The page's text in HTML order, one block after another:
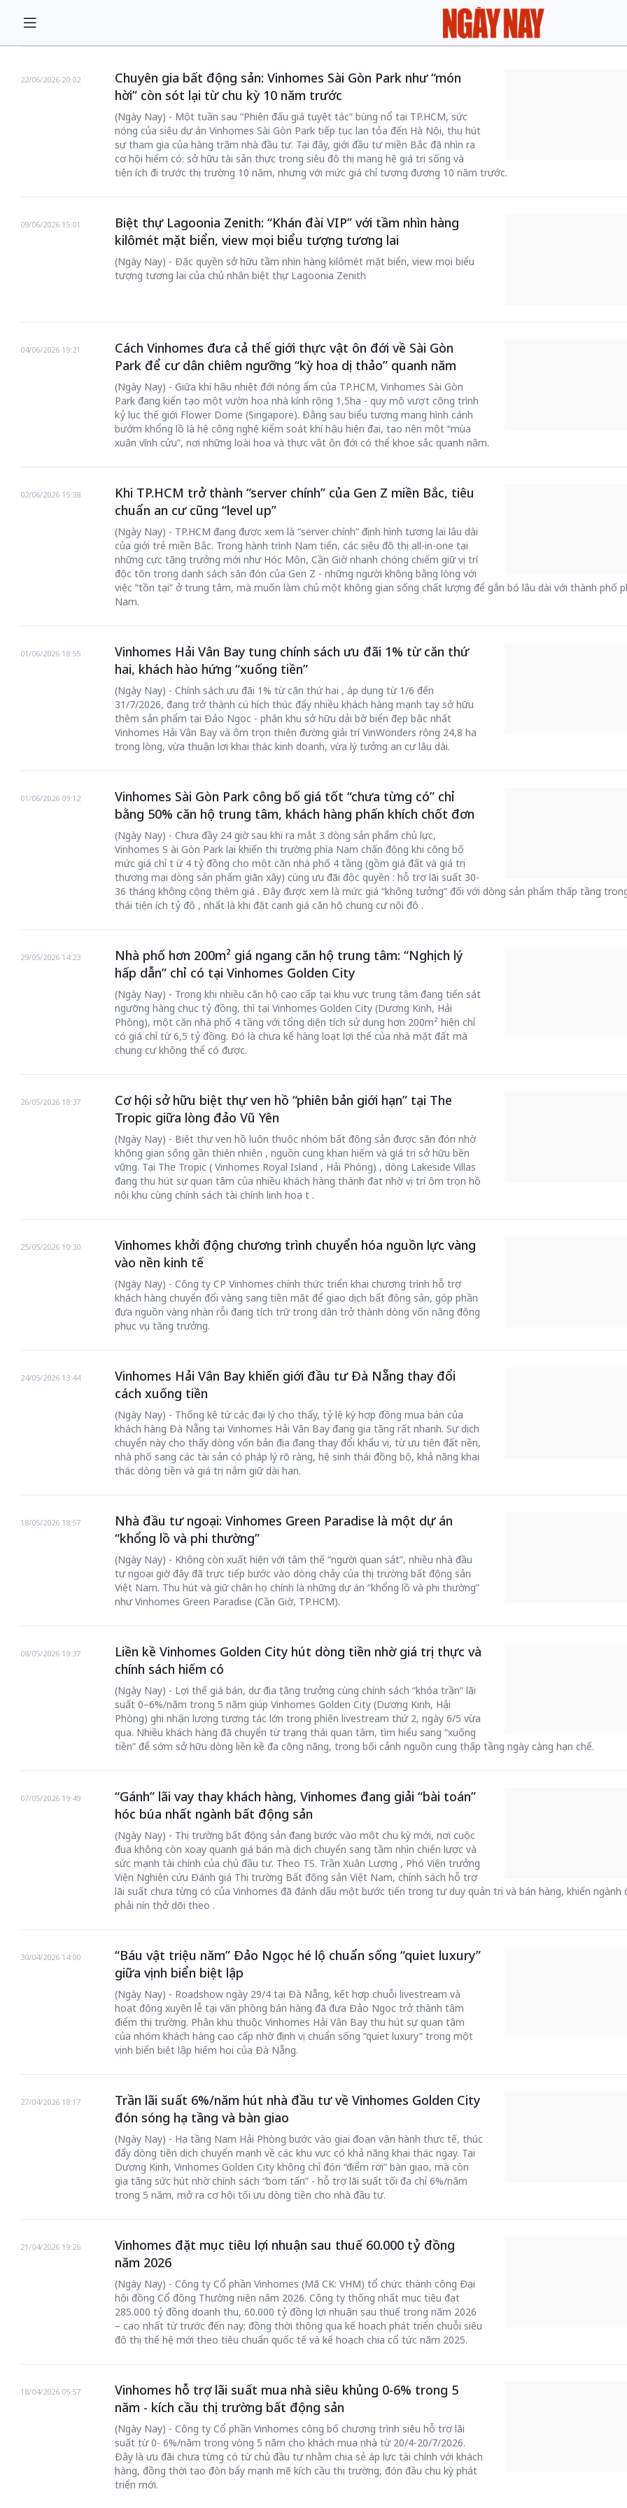
Chuyên gia bất động sản: Vinhomes Sài Gòn Park như “món
hời” còn sót lại từ chu kỳ 10 năm trước
22/06/2026 20:02
(Ngày Nay) - Một tuần sau “Phiên đấu giá tuyệt tác” bùng nổ tại TP.HCM, sức
nóng của siêu dự án Vinhomes Sài Gòn Park tiếp tục lan tỏa đến Hà Nội, thu hút
sự tham gia của hàng trăm nhà đầu tư. Tại đây, giới đầu tư miền Bắc đã nhìn ra
cơ hội hiếm có: sở hữu tài sản thực trong siêu đô thị mang hệ giá trị sống và
tiện ích đi trước thị trường 10 năm, nhưng với mức giá chỉ tương đương 10 năm trước.
Biệt thự Lagoonia Zenith: “Khán đài VIP” với tầm nhìn hàng
kilômét mặt biển, view mọi biểu tượng tương lai
09/06/2026 15:01
(Ngày Nay) - Đặc quyền sở hữu tầm nhìn hàng kilômét mặt biển, view mọi biểu
tượng tương lai của chủ nhân biệt thự Lagoonia Zenith
Cách Vinhomes đưa cả thế giới thực vật ôn đới về Sài Gòn
Park để cư dân chiêm ngưỡng “kỳ hoa dị thảo” quanh năm
04/06/2026 19:21
(Ngày Nay) - Giữa khí hậu nhiệt đới nóng ẩm của TP.HCM, Vinhomes Sài Gòn
Park đang kiến tạo một vườn hoa nhà kính rộng 1,5ha - quy mô vượt công trình
kỷ lục thế giới Flower Dome (Singapore). Đằng sau biểu tượng mang hình cánh
bướm khổng lồ là hệ công nghệ kiểm soát khí hậu hiện đại, tạo nên một “mùa
xuân vĩnh cửu”, nơi những loài hoa và thực vật ôn đới có thể khoe sắc quanh năm.
Khi TP.HCM trở thành “server chính” của Gen Z miền Bắc, tiêu
chuẩn an cư cũng “level up”
02/06/2026 15:38
(Ngày Nay) - TP.HCM đang được xem là “server chính” định hình tương lai lâu dài
của giới trẻ miền Bắc. Trong hành trình Nam tiến, các siêu đô thị all-in-one tại
những cực tăng trưởng mới như Hóc Môn, Cần Giờ nhanh chóng chiếm giữ vị trí
độc tôn trong danh sách săn đón của Gen Z - những người không bằng lòng với
việc “tồn tại” ở trung tâm, mà muốn làm chủ một không gian sống chất lượng để gắn bó lâu dài với thành phố
Nam.
Vinhomes Hải Vân Bay tung chính sách ưu đãi 1% từ căn thứ
hai, khách hào hứng “xuống tiền”
01/06/2026 18:55
(Ngày Nay) - Chính sách ưu đãi 1% từ căn thứ hai , áp dụng từ 1/6 đến
31/7/2026, đang trở thành cú hích thúc đẩy nhiều khách hàng mạnh tay sở hữu
thêm sản phẩm tại Đảo Ngọc - phân khu sở hữu dải bờ biển đẹp bậc nhất
Vinhomes Hải Vân Bay và ôm trọn thiên đường giải trí VinWonders rộng 24,8 ha
trong lòng, vừa thuận lợi khai thác kinh doanh, vừa lý tưởng an cư lâu dài.
Vinhomes Sài Gòn Park công bố giá tốt “chưa từng có” chỉ
bằng 50% căn hộ trung tâm, khách hàng phấn khích chốt đơn
01/06/2026 09:12
(Ngày Nay) - Chưa đầy 24 giờ sau khi ra mắt 3 dòng sản phẩm chủ lực,
Vinhomes S ài Gòn Park lại khiến thị trường phía Nam chấn động khi công bố
mức giá chỉ t ừ 4 tỷ đồng cho một căn nhà phố 4 tầng (gồm giá đất và giá trị
thương mại dòng sản phẩm giãn xây) cùng ưu đãi độc quyền : hỗ trợ lãi suất 30-
36 tháng không cộng thêm giá . Đây được xem là mức giá “không tưởng” đối với dòng sản phẩm thấp tầng
thái tiện ích tỷ đô , nhất là khi đặt cạnh giá căn hộ chung cư nội đô .
Nhà phố hơn 200m² giá ngang căn hộ trung tâm: “Nghịch lý
hấp dẫn” chỉ có tại Vinhomes Golden City
29/05/2026 14:23
(Ngày Nay) - Trong khi nhiều căn hộ cao cấp tại khu vực trung tâm đang tiến sát
ngưỡng hàng chục tỷ đồng, thì tại Vinhomes Golden City (Dương Kinh, Hải
Phòng), một căn nhà phố 4 tầng với tổng diện tích sử dụng hơn 200m² hiện chỉ
có giá chỉ từ 6,5 tỷ đồng. Đó là chưa kể hàng loạt lợi thế của nhà mặt đất mà
chung cư không thể có được.
Cơ hội sở hữu biệt thự ven hồ “phiên bản giới hạn” tại The
Tropic giữa lòng đảo Vũ Yên
26/05/2026 18:37
(Ngày Nay) - Biệt thự ven hồ luôn thuộc nhóm bất động sản được săn đón nhờ
không gian sống gần thiên nhiên , nguồn cung khan hiếm và giá trị sở hữu bền
vững. Tại The Tropic ( Vinhomes Royal Island , Hải Phòng) , dòng Lakeside Villas
đang thu hút sự quan tâm của nhiều khách hàng thành đạt nhờ vị trí ôm trọn hồ
nội khu cùng chính sách tài chính linh hoạ t .
Vinhomes khởi động chương trình chuyển hóa nguồn lực vàng
vào nền kinh tế
25/05/2026 10:30
(Ngày Nay) - Công ty CP Vinhomes chính thức triển khai chương trình hỗ trợ
khách hàng chuyển đổi vàng sang tiền mặt để giao dịch bất động sản, góp phần
đưa nguồn vàng nhàn rỗi đang tích trữ trong dân trở thành dòng vốn năng động
phục vụ tăng trưởng.
Vinhomes Hải Vân Bay khiến giới đầu tư Đà Nẵng thay đổi
cách xuống tiền
24/05/2026 13:44
(Ngày Nay) - Thống kê từ các đại lý cho thấy, tỷ lệ ký hợp đồng mua bán của
khách hàng Đà Nẵng tại Vinhomes Hải Vân Bay đang gia tăng rất nhanh. Sự dịch
chuyển này cho thấy dòng vốn bản địa đang thay đổi khẩu vị, từ ưu tiên đất nền,
nhà phố sang các tài sản có pháp lý rõ ràng, hệ sinh thái đồng bộ, khả năng khai
thác dòng tiền và giá trị nắm giữ dài hạn.
Nhà đầu tư ngoại: Vinhomes Green Paradise là một dự án
“khổng lồ và phi thường”
18/05/2026 18:57
(Ngày Nay) - Không còn xuất hiện với tâm thế “người quan sát”, nhiều nhà đầu
tư ngoại giờ đây đã trực tiếp bước vào dòng chảy của thị trường bất động sản
Việt Nam. Thu hút và giữ chân họ chính là những dự án “khổng lồ và phi thường”
như Vinhomes Green Paradise (Cần Giờ, TP.HCM).
Liền kề Vinhomes Golden City hút dòng tiền nhờ giá trị thực và
chính sách hiếm có
08/05/2026 19:37
(Ngày Nay) - Lợi thế giá bán, dư địa tăng trưởng cùng chính sách “khóa trần” lãi
suất 0–6%/năm trong 5 năm giúp Vinhomes Golden City (Dương Kinh, Hải
Phòng) ghi nhận lượng tương tác lớn trong phiên livestream thứ 2, ngày 6/5 vừa
qua. Nhiều khách hàng đã chuyển từ trạng thái quan tâm, tìm hiểu sang “xuống
tiền” để sớm sở hữu dòng liền kề đa công năng, trong bối cảnh nguồn cung thấp tầng ngày càng hạn chế.
“Gánh” lãi vay thay khách hàng, Vinhomes đang giải “bài toán”
hóc búa nhất ngành bất động sản
07/05/2026 19:49
(Ngày Nay) - Thị trường bất động sản đang bước vào một chu kỳ mới, nơi cuộc
đua không còn xoay quanh giá bán mà dịch chuyển sang tầm nhìn chiến lược và
sức mạnh tài chính của chủ đầu tư. Theo TS. Trần Xuân Lượng , Phó Viện trưởng
Viện Nghiên cứu Đánh giá Thị trường Bất động sản Việt Nam, chính sách hỗ trợ
lãi suất chưa từng có của Vinhomes đã đánh dấu một bước tiến trong tư duy quản trị và bán hàng, khiến ngành
phải nín thở dõi theo .
“Báu vật triệu năm” Đảo Ngọc hé lộ chuẩn sống “quiet luxury”
giữa vịnh biển biệt lập
30/04/2026 14:00
(Ngày Nay) - Roadshow ngày 29/4 tại Đà Nẵng, kết hợp chuỗi livestream và
hoạt động xuyên lễ tại văn phòng bán hàng đã đưa Đảo Ngọc trở thành tâm
điểm thị trường. Phân khu thuộc Vinhomes Hải Vân Bay thu hút sự quan tâm
của nhóm khách hàng cao cấp nhờ định vị chuẩn sống “quiet luxury” trong một
vịnh biển biệt lập hiếm hoi của Đà Nẵng.
Trần lãi suất 6%/năm hút nhà đầu tư về Vinhomes Golden City
đón sóng hạ tầng và bàn giao
27/04/2026 18:17
(Ngày Nay) - Hạ tầng Nam Hải Phòng bước vào giai đoạn vận hành thực tế, thúc
đẩy dòng tiền dịch chuyển mạnh về các khu vực có khả năng khai thác ngay. Tại
Dương Kinh, Vinhomes Golden City không chỉ đón “điểm rơi” bàn giao, mà còn
gia tăng sức hút nhờ chính sách “bom tấn” - hỗ trợ lãi suất tối đa chỉ 6%/năm
trong 5 năm, mở ra cơ hội tối ưu dòng tiền cho nhà đầu tư.
Vinhomes đặt mục tiêu lợi nhuận sau thuế 60.000 tỷ đồng
năm 2026
21/04/2026 19:26
(Ngày Nay) - Công ty Cổ phần Vinhomes (Mã CK: VHM) tổ chức thành công Đại
hội đồng Cổ đông Thường niên năm 2026. Công ty thống nhất mục tiêu đạt
285.000 tỷ đồng doanh thu, 60.000 tỷ đồng lợi nhuận sau thuế trong năm 2026
– cao nhất từ trước đến nay; đồng thời thông qua kế hoạch phát triển chuỗi siêu
đô thị thế hệ mới theo tiêu chuẩn quốc tế và kế hoạch chia cổ tức năm 2025.
Vinhomes hỗ trợ lãi suất mua nhà siêu khủng 0-6% trong 5
năm - kích cầu thị trường bất động sản
18/04/2026 05:57
(Ngày Nay) - Công ty Cổ phần Vinhomes công bố chương trình siêu hỗ trợ lãi
suất từ 0- 6%/năm trong vòng 5 năm cho khách mua nhà từ 20/4-20/7/2026.
Đây là ưu đãi chưa từng có từ chủ đầu tư nhằm chia sẻ áp lực tài chính với khách
hàng, đồng thời tạo đòn bẩy mạnh mẽ kích cầu thị trường, đón đầu chu kỳ phát
triển mới.